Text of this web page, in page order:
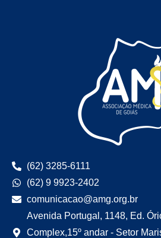
(62) 3285-6111
(62) 9 9923-2402
comunicacao@amg.org.br
Avenida Portugal, 1148, Ed.
Complex,15º andar - Setor